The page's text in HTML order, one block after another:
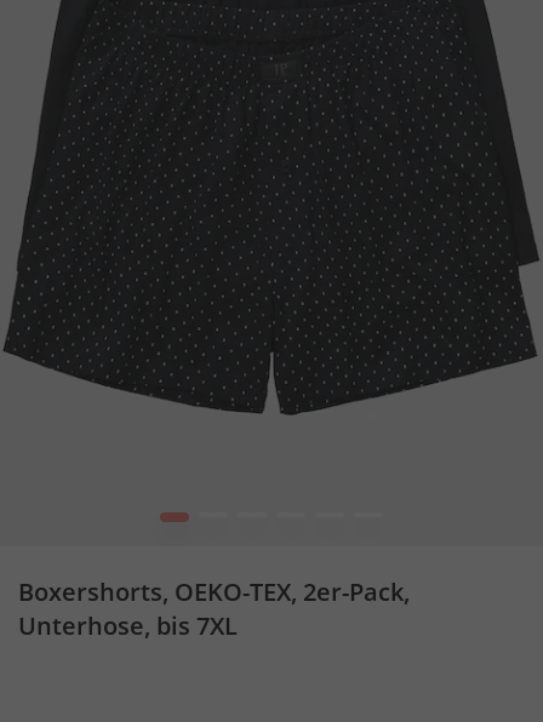
1
Boxershorts, OEKO-TEX, 2er-Pack,
Unterhose, bis 7XL